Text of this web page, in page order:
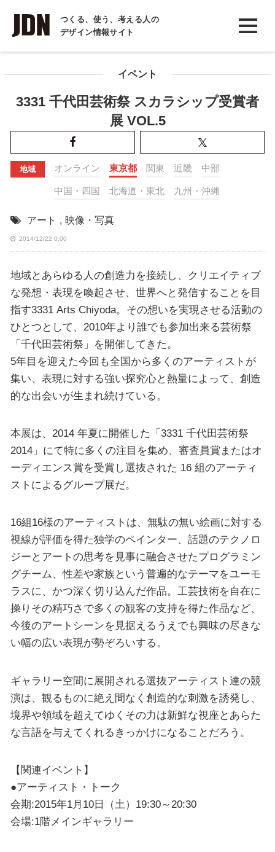
つくる、使う、考える人の
デザイン情報サイト
INTERVIEW
インタビュー
イベント
3331 千代田芸術祭 スカラシップ受賞者
展 VOL.5
地域 オンライン 東京都 関東 近畿 中部
中国・四国 北海道・東北 九州・沖縄
アート , 映像・写真
2014/12/22 0:00
地域とあらゆる人の創造力を接続し、クリエイティブ
な発想・表現を喚起させ、世界へと発信することを目
指す3331 Arts Chiyoda。その想いを実現させる活動の
ひとつとして、2010年より誰でも参加出来る芸術祭
「千代田芸術祭」を開催してきた。
5年目を迎えた今回も全国から多くのアーティストが
集い、表現に対する強い探究心と熱量によって、創造
的な出会いが生まれ続けている。
本展は、2014 年夏に開催した「3331 千代田芸術祭
2014」にて特に多くの注目を集め、審査員賞またはオ
ーディエンス賞を受賞し選抜された 16 組のアーティ
ストによるグループ展だ。
16組16様のアーティストは、無駄の無い絵画に対する
視線が評価を得た独学のペインター、話題のテクノロ
ジーとアートの思考を見事に融合させたプログラミン
グチーム、性差や家族という普遍的なテーマをユーモ
ラスに、かつ深く切り込んだ作品。工芸技術を自在に
操りその精巧さで多くの観客の支持を得た作品など、
今後のアートシーンを見据えるうえでも興味の尽きな
い幅の広い表現が勢ぞろいする。
ギャラリー空間に展開される選抜アーティスト達の競
演は、観るものに絶え間なく創造的な刺激を誘発し、
境界や領域を超えてゆくその力は新鮮な視座とあらた
な言語を与えてくれるきっかけになることだろう。
【関連イベント】
●アーティスト・トーク
会期:2015年1月10日（土）19:30～20:30
会場:1階メインギャラリー